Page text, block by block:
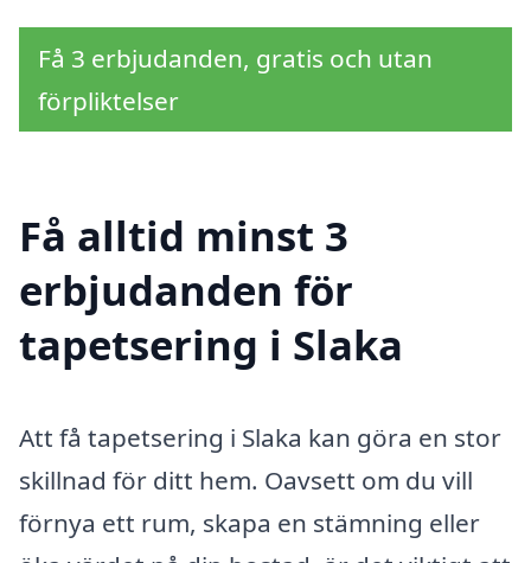
Få 3 erbjudanden, gratis och utan
förpliktelser
Få alltid minst 3
erbjudanden för
tapetsering i Slaka
Att få tapetsering i Slaka kan göra en stor
skillnad för ditt hem. Oavsett om du vill
förnya ett rum, skapa en stämning eller